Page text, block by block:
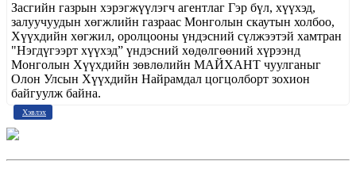
Засгийн газрын хэрэгжүүлэгч агентлаг Гэр бүл, хүүхэд,
залуучуудын хөгжлийн газраас Монголын скаутын холбоо,
Хүүхдийн хөгжил, оролцооны үндэсний сүлжээтэй хамтран
"Нэгдүгээрт хүүхэд” үндэсний хөдөлгөөний хүрээнд
Монголын Хүүхдийн зөвлөлийн МАЙХАНТ чуулганыг
Олон Улсын Хүүхдийн Найрамдал цогцолборт зохион
байгуулж байна.
Хэвлэх